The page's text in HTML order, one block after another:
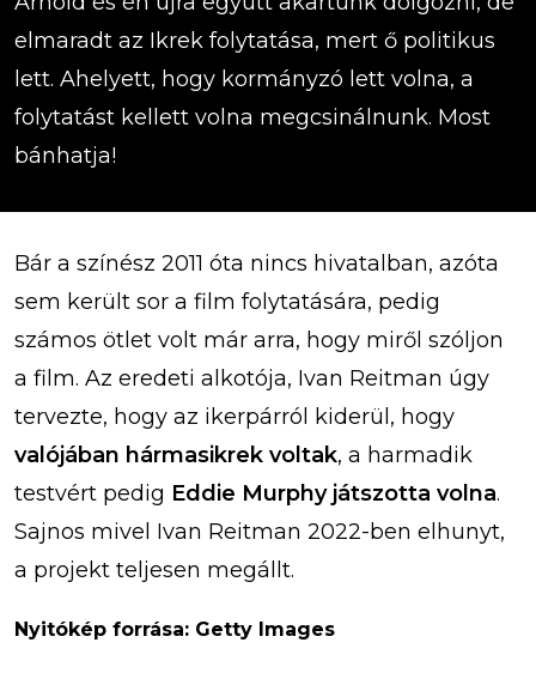
elmaradt az Ikrek folytatása, mert ő politikus
lett. Ahelyett, hogy kormányzó lett volna, a
folytatást kellett volna megcsinálnunk. Most
bánhatja!
Bár a színész 2011 óta nincs hivatalban, azóta
sem került sor a film folytatására, pedig
számos ötlet volt már arra, hogy miről szóljon
a film. Az eredeti alkotója, Ivan Reitman úgy
tervezte, hogy az ikerpárról kiderül, hogy
valójában hármasikrek voltak, a harmadik
testvért pedig Eddie Murphy játszotta volna.
Sajnos mivel Ivan Reitman 2022-ben elhunyt,
a projekt teljesen megállt.
Nyitókép forrása: Getty Images